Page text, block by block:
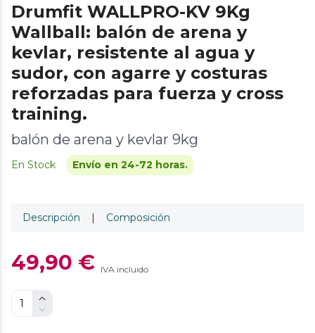
Drumfit WALLPRO-KV 9Kg
Wallball: balón de arena y
kevlar, resistente al agua y
sudor, con agarre y costuras
reforzadas para fuerza y cross
training.
balón de arena y kevlar 9kg
En Stock Envío en 24-72 horas.
Descripción | Composición
49,90 € IVA incluido